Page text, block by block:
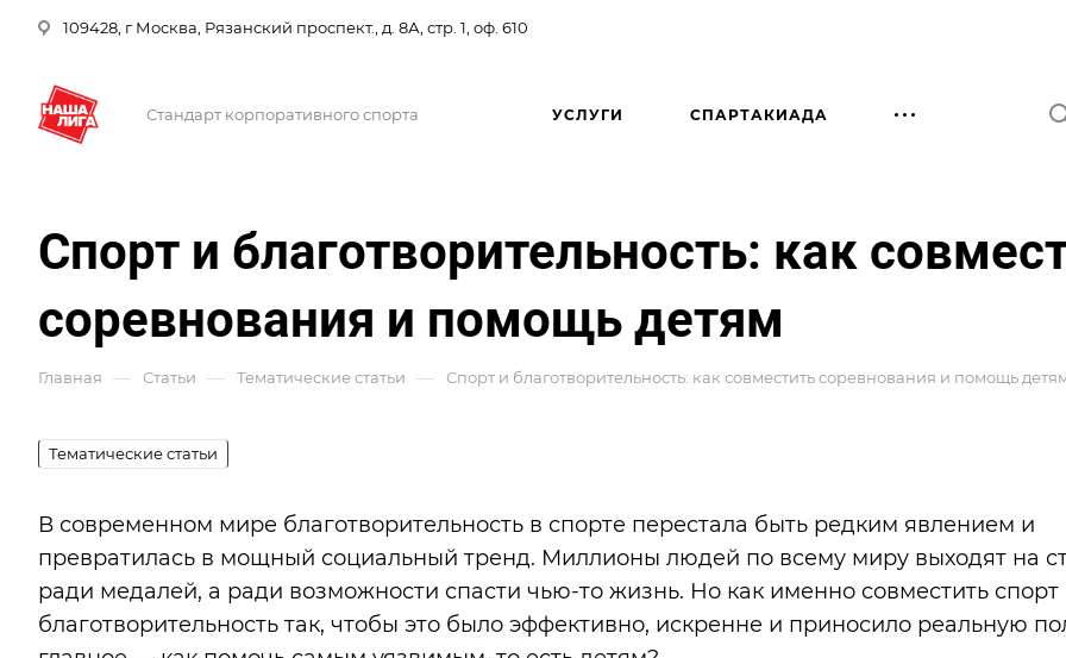
109428, г Москва, Рязанский проспект., д. 8А, стр. 1, оф. 610
Стандарт корпоративного спорта УСЛУГИ СПАРТАКИАДА
Спорт и благотворительность: как
соревнования и помощь детям
Главная — Статьи — Тематические статьи — Спорт и благотворительность: как совместить соревнования и помощь
Тематические статьи
В современном мире благотворительность в спорте перестала быть редким явлением и
превратилась в мощный социальный тренд. Миллионы людей по всему миру выходят на
ради медалей, а ради возможности спасти чью-то жизнь. Но как именно совместить спорт
благотворительность так, чтобы это было эффективно, искренне и приносило реальную